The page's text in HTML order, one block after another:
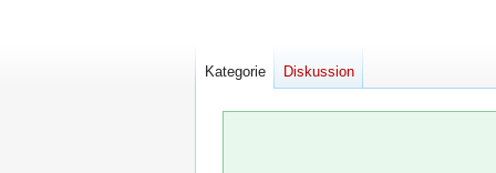
Kategorie Diskussion